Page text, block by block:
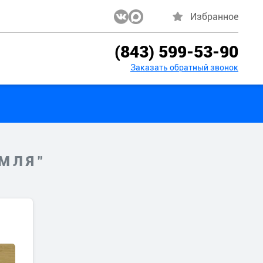
Избранное
(843) 599-53-90
Заказать обратный звонок